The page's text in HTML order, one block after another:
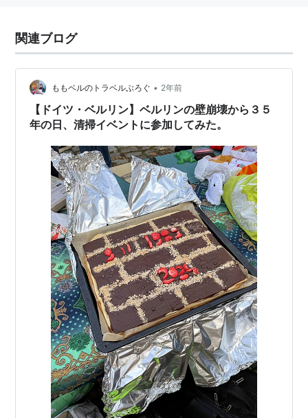
関連ブログ
ももベルのトラベルぶろぐ • 2年前
【ドイツ・ベルリン】ベルリンの壁崩壊から３５
年の日、清掃イベントに参加してみた。